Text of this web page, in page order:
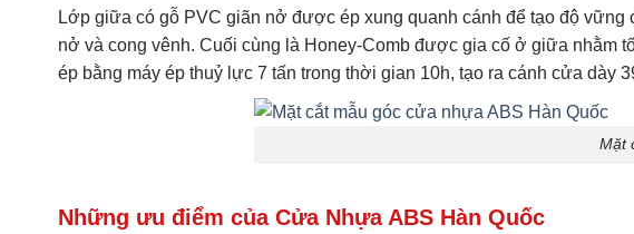
Lớp giữa có gỗ PVC giãn nở được ép xung quanh cánh để tạo độ
nở và cong vênh. Cuối cùng là Honey-Comb được gia cố ở giữa nhằm
ép bằng máy ép thuỷ lực 7 tấn trong thời gian 10h, tạo ra cánh cửa dày
Mặt
Những ưu điểm của Cửa Nhựa ABS Hàn Quốc